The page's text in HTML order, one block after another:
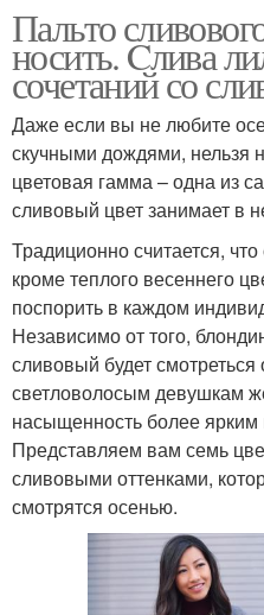
Пальто
носить. Cлива
сочетаний со
Даже если вы не любите
скучными дождями, нельзя
цветовая гамма – одна из
сливовый цвет занимает в
Традиционно считается,
кроме теплого весеннего
поспорить в каждом
Независимо от того,
сливовый будет
светловолосым девушкам
насыщенность более
Представляем вам семь
сливовыми оттенками,
смотрятся осенью.